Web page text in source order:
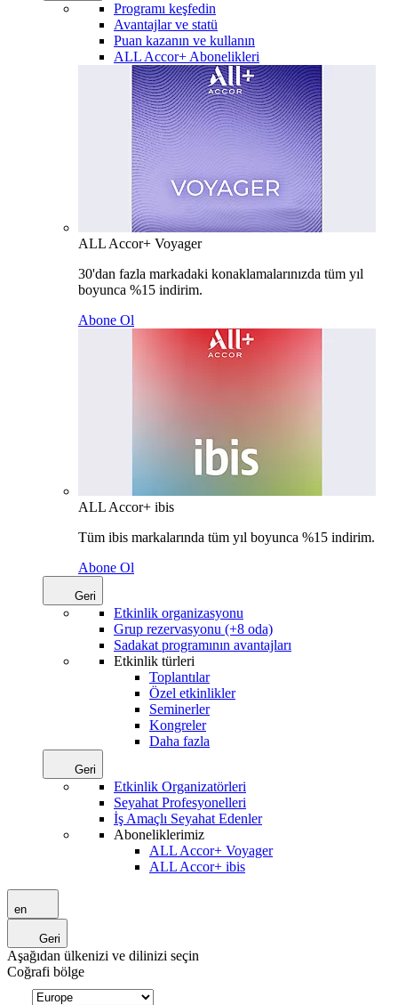
Programı keşfedin
Avantajlar ve statü
Puan kazanın ve kullanın
ALL Accor+ Abonelikleri
ALL Accor+ Voyager
30'dan fazla markadaki konaklamalarınızda tüm yıl
boyunca %15 indirim.
Abone Ol
ALL Accor+ ibis
Tüm ibis markalarında tüm yıl boyunca %15 indirim.
Abone Ol
Geri
Etkinlik organizasyonu
Grup rezervasyonu (+8 oda)
Sadakat programının avantajları
Etkinlik türleri
Toplantılar
Özel etkinlikler
Seminerler
Kongreler
Daha fazla
Geri
Etkinlik Organizatörleri
Seyahat Profesyonelleri
İş Amaçlı Seyahat Edenler
Aboneliklerimiz
ALL Accor+ Voyager
ALL Accor+ ibis
en
Geri
Aşağıdan ülkenizi ve dilinizi seçin
Coğrafi bölge